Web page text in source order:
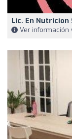
Lic. En Nutricion
Ver información